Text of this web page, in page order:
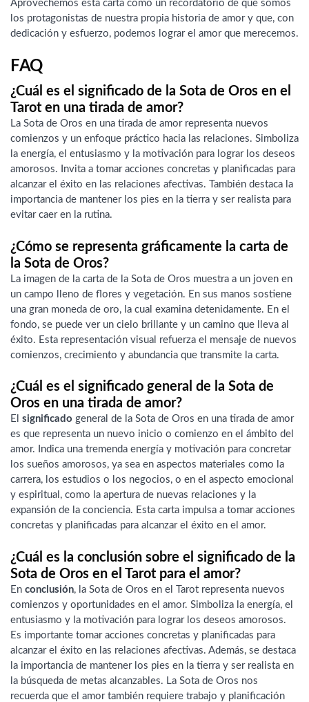
Aprovechemos esta carta como un recordatorio de que somos
los protagonistas de nuestra propia historia de amor y que, con
dedicación y esfuerzo, podemos lograr el amor que merecemos.
FAQ
¿Cuál es el significado de la Sota de Oros en el
Tarot en una tirada de amor?
La Sota de Oros en una tirada de amor representa nuevos
comienzos y un enfoque práctico hacia las relaciones. Simboliza
la energía, el entusiasmo y la motivación para lograr los deseos
amorosos. Invita a tomar acciones concretas y planificadas para
alcanzar el éxito en las relaciones afectivas. También destaca la
importancia de mantener los pies en la tierra y ser realista para
evitar caer en la rutina.
¿Cómo se representa gráficamente la carta de
la Sota de Oros?
La imagen de la carta de la Sota de Oros muestra a un joven en
un campo lleno de flores y vegetación. En sus manos sostiene
una gran moneda de oro, la cual examina detenidamente. En el
fondo, se puede ver un cielo brillante y un camino que lleva al
éxito. Esta representación visual refuerza el mensaje de nuevos
comienzos, crecimiento y abundancia que transmite la carta.
¿Cuál es el significado general de la Sota de
Oros en una tirada de amor?
El significado general de la Sota de Oros en una tirada de amor
es que representa un nuevo inicio o comienzo en el ámbito del
amor. Indica una tremenda energía y motivación para concretar
los sueños amorosos, ya sea en aspectos materiales como la
carrera, los estudios o los negocios, o en el aspecto emocional
y espiritual, como la apertura de nuevas relaciones y la
expansión de la conciencia. Esta carta impulsa a tomar acciones
concretas y planificadas para alcanzar el éxito en el amor.
¿Cuál es la conclusión sobre el significado de la
Sota de Oros en el Tarot para el amor?
En conclusión, la Sota de Oros en el Tarot representa nuevos
comienzos y oportunidades en el amor. Simboliza la energía, el
entusiasmo y la motivación para lograr los deseos amorosos.
Es importante tomar acciones concretas y planificadas para
alcanzar el éxito en las relaciones afectivas. Además, se destaca
la importancia de mantener los pies en la tierra y ser realista en
la búsqueda de metas alcanzables. La Sota de Oros nos
recuerda que el amor también requiere trabajo y planificación